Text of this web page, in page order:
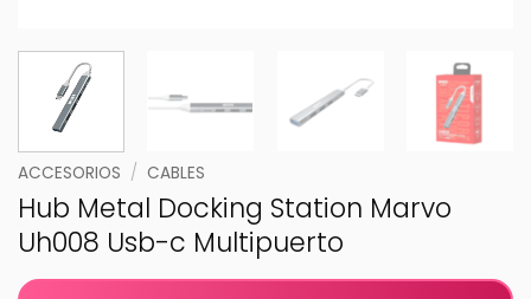
ACCESORIOS / CABLES
Hub Metal Docking Station Marvo
Uh008 Usb-c Multipuerto